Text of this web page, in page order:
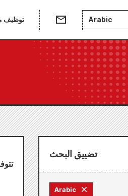
توظيف Arabic
تضييق البحث
Arabic